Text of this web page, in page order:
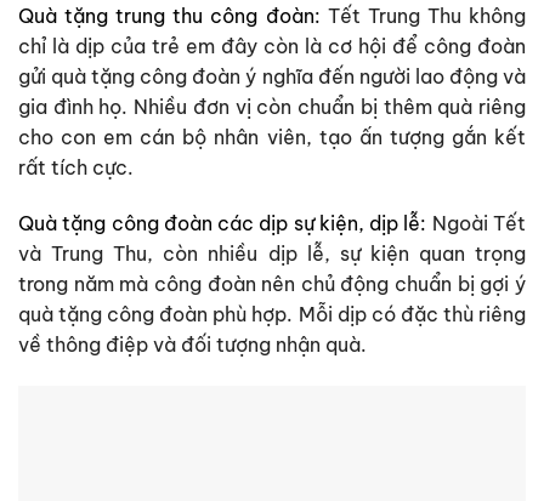
Quà tặng trung thu công đoàn: Tết Trung Thu không
chỉ là dịp của trẻ em đây còn là cơ hội để công đoàn
gửi quà tặng công đoàn ý nghĩa đến người lao động và
gia đình họ. Nhiều đơn vị còn chuẩn bị thêm quà riêng
cho con em cán bộ nhân viên, tạo ấn tượng gắn kết
rất tích cực.
Quà tặng công đoàn các dịp sự kiện, dịp lễ: Ngoài Tết
và Trung Thu, còn nhiều dịp lễ, sự kiện quan trọng
trong năm mà công đoàn nên chủ động chuẩn bị gợi ý
quà tặng công đoàn phù hợp. Mỗi dịp có đặc thù riêng
về thông điệp và đối tượng nhận quà.